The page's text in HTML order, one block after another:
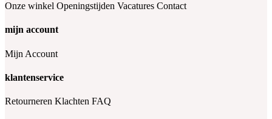
Onze winkel Openingstijden Vacatures Contact
mijn account
Mijn Account
klantenservice
Retourneren Klachten FAQ